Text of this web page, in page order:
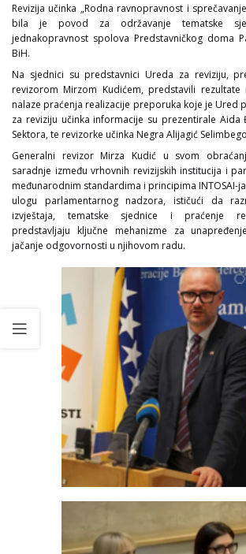
Revizija učinka „Rodna ravnopravnost i
bila je povod za održavanje tematske
jednakopravnost spolova Predstavničkog doma
BiH.
Na sjednici su predstavnici Ureda za reviziju,
revizorom Mirzom Kudićem, predstavili rezultate
nalaze praćenja realizacije preporuka koje je Ured
za reviziju učinka informacije su prezentirale Aida
Sektora, te revizorke učinka Negra Alijagić
Generalni revizor Mirza Kudić u svom
saradnje između vrhovnih revizijskih institucija i
međunarodnim standardima i principima INTOSAI-
ulogu parlamentarnog nadzora, ističući da
izvještaja, tematske sjednice i praćenje
predstavljaju ključne mehanizme za
jačanje odgovornosti u njihovom radu.